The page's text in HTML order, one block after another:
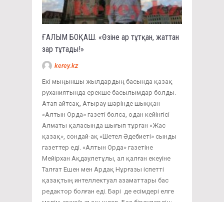
ҒАЛЫМ БОҚАШ. «Өзіне ар тұтқан, жаттан
зар тұтады!»
kerey.kz
Екі мыңыншы жылдардың басында қазақ
руханиятында ерекше басылымдар болды.
Атап айтсақ, Атырау шәрінде шыққан
«Алтын Орда» газеті болса, одан кейінгісі
Алматы қаласында шығып тұрған «Жас
қазақ», сондай-ақ «Шетел Әдебиеті» сынды
газеттер еді. «Алтын Орда» газетіне
Мейірхан Ақдәулетұлы, ал қалған екеуіне
Талғат Ешен мен Ардақ Нұрғазы іспетті
қазақтың интеллектуал азаматтары бас
редактор болған еді. Бәрі де есімдері елге